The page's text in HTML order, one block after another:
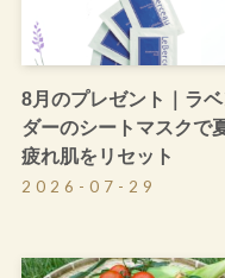
8月のプレゼント｜ラ
ダーのシートマスクで
疲れ肌をリセット
2026-07-29